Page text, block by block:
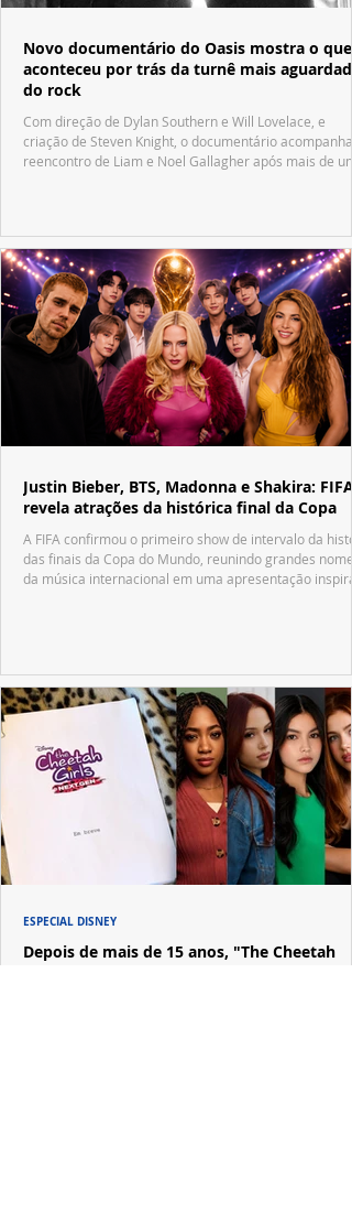
Novo documentário do Oasis mostra o que
aconteceu por trás da turnê mais aguardada
do rock
Com direção de Dylan Southern e Will Lovelace, e
criação de Steven Knight, o documentário acompanha
reencontro de Liam e Noel Gallagher após mais de
Justin Bieber, BTS, Madonna e Shakira: FIFA
revela atrações da histórica final da Copa
A FIFA confirmou o primeiro show de intervalo da
das finais da Copa do Mundo, reunindo grandes nomes
da música internacional em uma apresentação
Depois de mais de 15 anos, "The Cheetah
ESPECIAL DISNEY